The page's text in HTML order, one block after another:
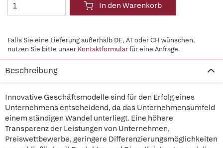
In den Warenkorb
Falls Sie eine Lieferung außerhalb DE, AT oder CH wünschen,
nutzen Sie bitte unser Kontaktformularfür eine Anfrage.
Beschreibung
Innovative Geschäftsmodelle sind für den Erfolg eines
Unternehmens entscheidend, da das Unternehmensumfeld
einem ständigen Wandel unterliegt. Eine höhere
Transparenz der Leistungen von Unternehmen,
Preiswettbewerbe, geringere Differenzierungsmöglichkeiten